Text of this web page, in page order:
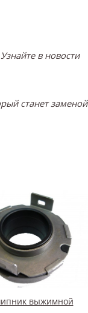
в новости
станет заменой
выжимной